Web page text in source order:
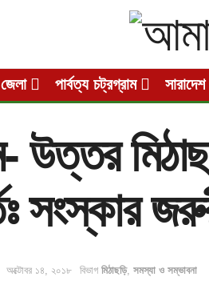
পার্বত্য চট্রগ্রাম সারাদেশ
উত্তর
সংস্কার
অক্টোবর ১৪, ২০১৮ বিভাগ মিঠাছড়ি, সমস্যা ও সম্ভাবনা